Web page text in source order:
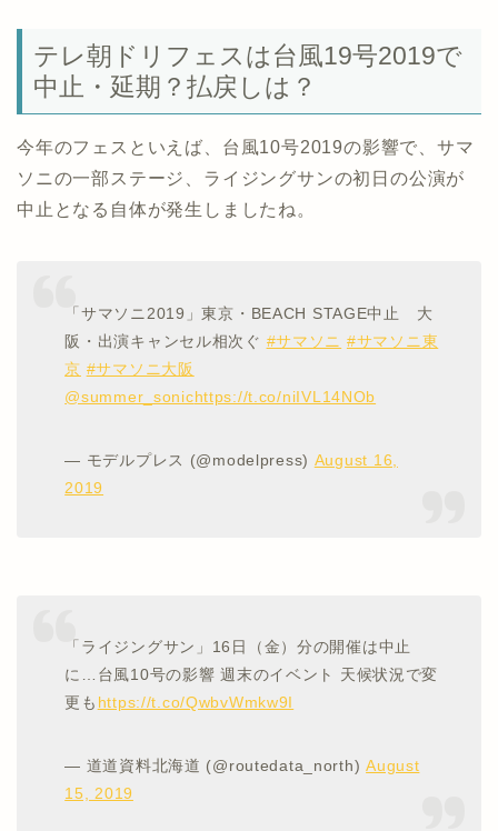
テレ朝ドリフェスは台風19号2019で
中止・延期？払戻しは？
今年のフェスといえば、台風10号2019の影響で、サマ
ソニの一部ステージ、ライジングサンの初日の公演が
中止となる自体が発生しましたね。
「サマソニ2019」東京・BEACH STAGE中止 大
阪・出演キャンセル相次ぐ #サマソニ #サマソニ東
京 #サマソニ大阪
@summer_sonichttps://t.co/niIVL14NOb
— モデルプレス (@modelpress) August 16,
2019
「ライジングサン」16日（金）分の開催は中止
に…台風10号の影響 週末のイベント 天候状況で変
更も https://t.co/QwbvWmkw9I
— 道道資料北海道 (@routedata_north)August
15, 2019